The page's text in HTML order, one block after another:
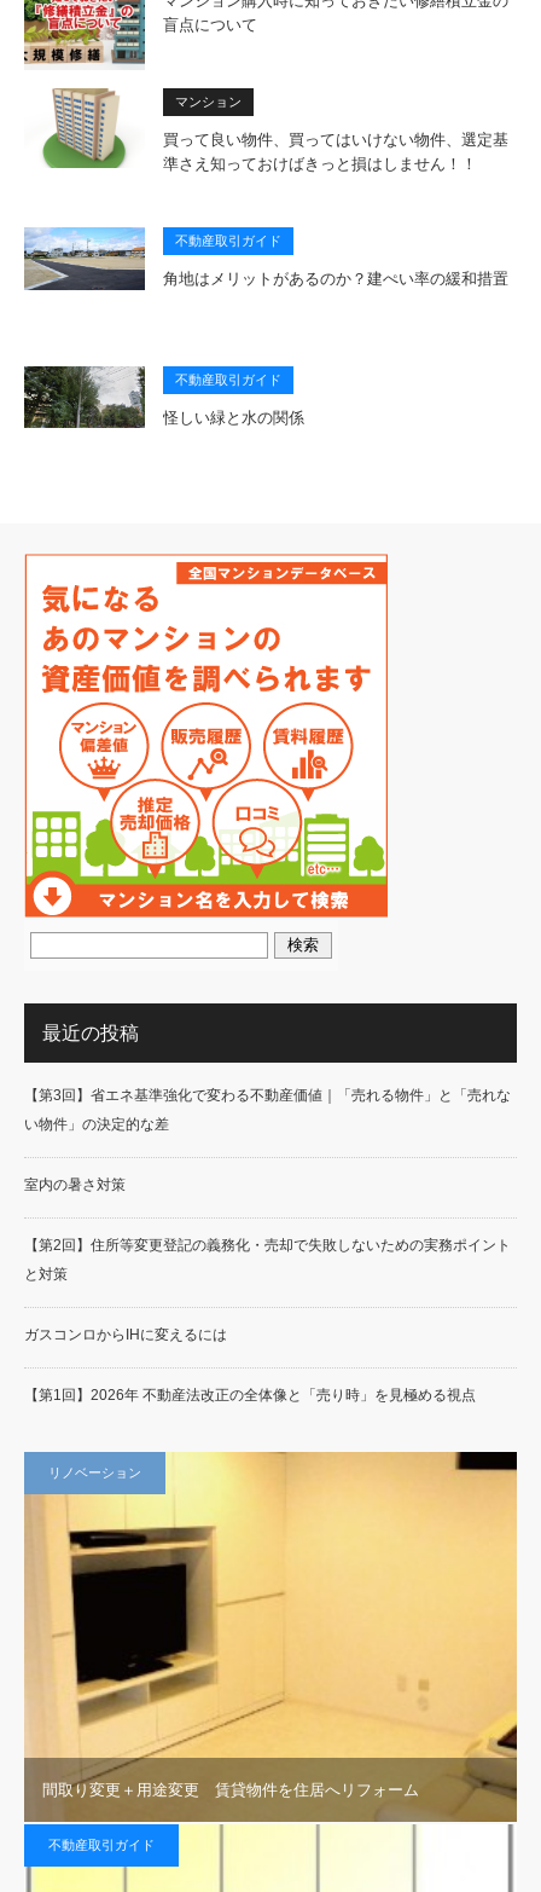
盲点について
マンション
買って良い物件、買ってはいけない物件、選定基
準さえ知っておけばきっと損はしません！！
不動産取引ガイド
角地はメリットがあるのか？建ぺい率の緩和措置
不動産取引ガイド
怪しい緑と水の関係
最近の投稿
【第3回】省エネ基準強化で変わる不動産価値｜「売れる物件」と「売れな
い物件」の決定的な差
室内の暑さ対策
【第2回】住所等変更登記の義務化・売却で失敗しないための実務ポイント
と対策
ガスコンロからIHに変えるには
【第1回】2026年 不動産法改正の全体像と「売り時」を見極める視点
リノベーション
間取り変更＋用途変更 賃貸物件を住居へリフォーム
不動産取引ガイド